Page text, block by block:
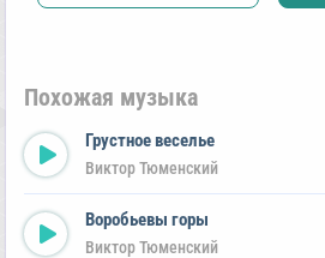
Похожая музыка
Грустное веселье
Виктор Тюменский
Воробьевы горы
Виктор Тюменский